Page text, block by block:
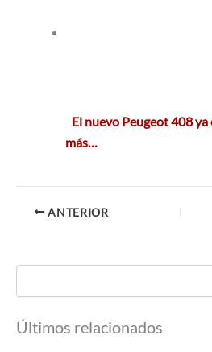
El nuevo Peugeot 408 ya
más…
ANTERIOR
Últimos relacionados